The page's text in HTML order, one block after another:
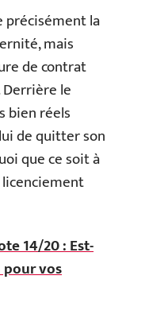
précisément la
mais
de contrat
Derrière le
bien réels
de quitter son
que ce soit à
14/20 : Est-
vos